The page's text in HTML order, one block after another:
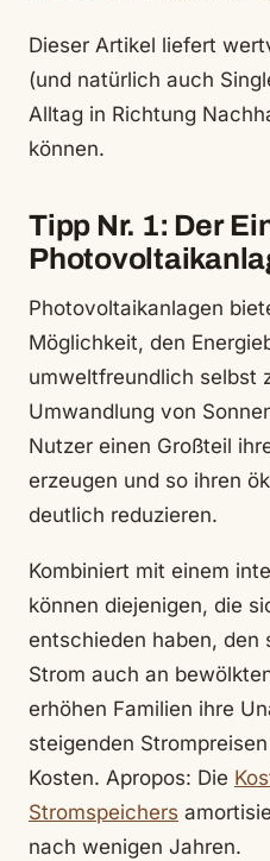
Dieser Artikel liefert
(und natürlich auch
Alltag in Richtung
können.
Tipp Nr. 1: Der
Photovoltaikanlagen
Möglichkeit, den
umweltfreundlich selbst
Umwandlung von
Nutzer einen Großteil
erzeugen und so ihren
deutlich reduzieren.
Kombiniert mit einem
können diejenigen, die
entschieden haben, den
Strom auch an
erhöhen Familien ihre
steigenden
Kosten. Apropos: Die
Stromspeichers
nach wenigen Jahren.